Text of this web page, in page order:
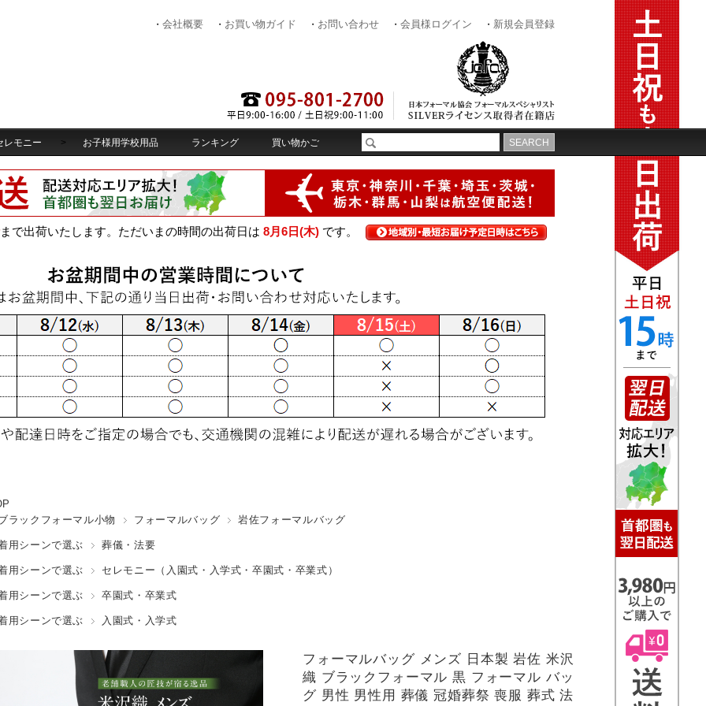
ラックフォーマル小物
フォーマルバッグ 岩佐フォーマルバッグ
用シーンで選ぶ 葬儀・法要
用シーンで選ぶ セレモニー（入園式・入学式・卒園式・卒業式）
用シーンで選ぶ 卒園式・卒業式
用シーンで選ぶ 入園式・入学式
フォーマルバッグ メンズ 日本製 岩佐 米沢
織 ブラックフォーマル 黒 フォーマル バッ
グ 男性 男性用 葬儀 冠婚葬祭 喪服 葬式 法